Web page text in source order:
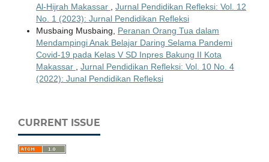
Al-Hijrah Makassar
Jurnal Pendidikan Refleksi: Vol. 12
No. 1 (2023): Jurnal Pendidikan Refleksi
Musbaing Musbaing, Peranan Orang Tua dalam
Mendampingi Anak Belajar Daring Selama Pandemi
Covid-19 pada Kelas V SD Inpres Bakung II Kota
Makassar
Jurnal Pendidikan Refleksi: Vol. 10 No. 4
(2022): Junal Pendidikan Refleksi
CURRENT ISSUE